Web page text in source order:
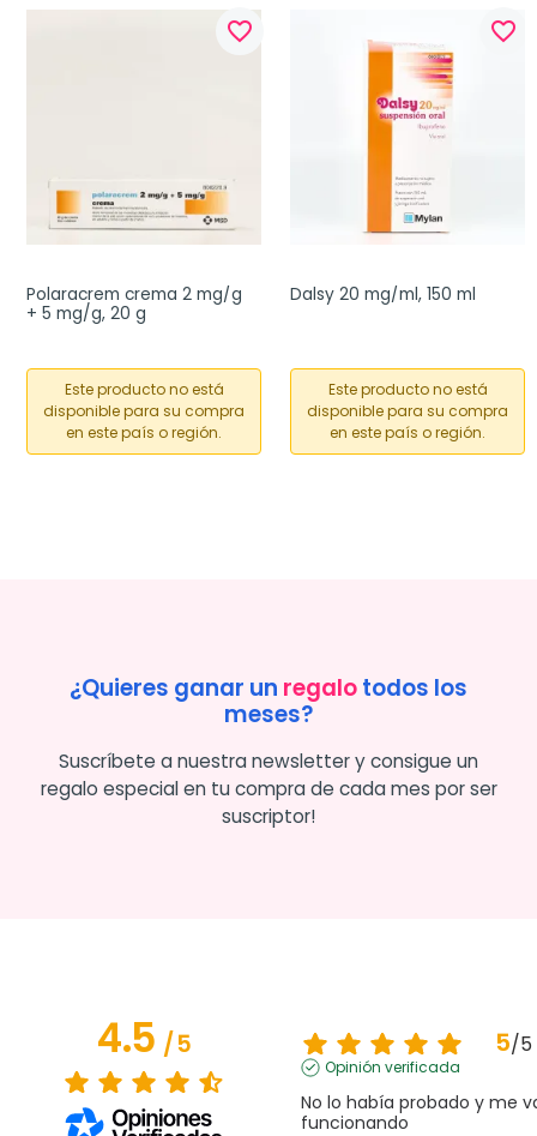
favorite_border
Polaracrem crema 2 mg/g
+ 5 mg/g, 20 g
Este producto no está
disponible para su compra
en este país o región.
favorite_border
Dalsy 20 mg/ml, 150 ml
Este producto no está
disponible para su compra
en este país o región.
¿Quieres ganar un regalotodos los
meses?
Suscríbete a nuestra newsletter y consigue un
regalo especial en tu compra de cada mes por ser
suscriptor!
4.5/5 5/5
Opinión verificada
No lo había probado y me
funcionando